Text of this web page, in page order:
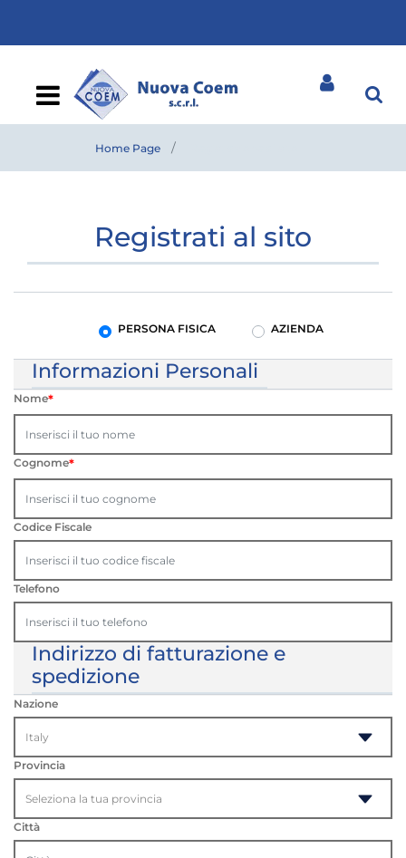
Open
Home Page
Registrati al sito
Tipo di utente
PERSONA FISICA AZIENDA
Informazioni Personali
Nome*
Cognome*
Codice Fiscale
Telefono
Indirizzo di fatturazione e
spedizione
Nazione
Provincia
Città